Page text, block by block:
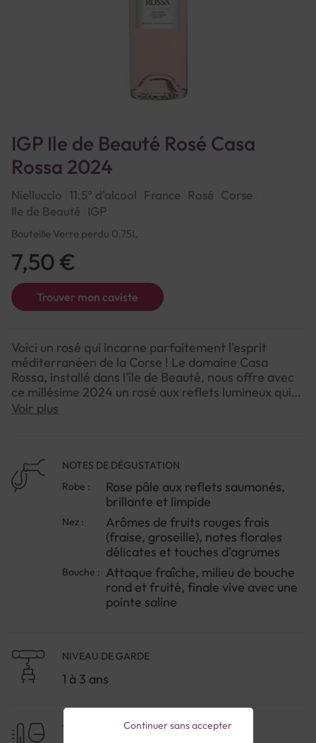
IGP Ile de Beauté Rosé Casa
Rossa 2024
Nielluccio 11.5° d'alcool France Rosé Corse
Ile de Beauté
IGP
Bouteille Verre perdu 0,75L
Trouver mon caviste
7,50 €
Voici un rosé qui incarne parfaitement l'esprit
méditerranéen de la Corse ! Le domaine Casa
Rossa, installé dans l'île de Beauté, nous offre avec
ce millésime 2024 un rosé aux reflets lumineux qui
capture toute la générosité du terroir insulaire.Ce
gorgés de soleil, avec cette minéralité si
caractéristique des vins de l'île. En bouche, il séduit
par son équilibre entre vivacité et rondeur, offrant
une finale désaltérante qui appelle une nouvelle
gorgée.Parfait pour accompagner vos moments de
convivialité, ce rosé Casa Rossa se révèle
particulièrement agréable lors des repas d'été en
terrasse. Pour en apprécier toute la fraîcheur,
servez-le bien frais et n'hésitez pas à le déguster
dans l'année qui suit sa mise en bouteille.
Voir plus
NOTES DE DÉGUSTATION
Robe :
Rose pâle aux reflets saumonés,
brillante et limpide
Nez :
Arômes de fruits rouges frais
(fraise, groseille), notes florales
délicates et touches d'agrumes
Bouche : Attaque fraîche, milieu de bouche
rond et fruité, finale vive avec une
pointe saline
NIVEAU DE GARDE
1 à 3 ans
TEMPÉRATURE DE SERVICE
Continuer sans accepter